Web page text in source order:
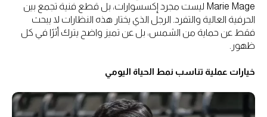
Marie Mage ليست مجرد إكسسوارات، بل قطع فنية تجمع بين
الحرفية العالية والتفرد. الرجل الذي يختار هذه النظارات لا يبحث
فقط عن حماية من الشمس، بل عن تميز واضح يترك أثرًا في كل
ظهور.
خيارات عملية تناسب نمط الحياة اليومي